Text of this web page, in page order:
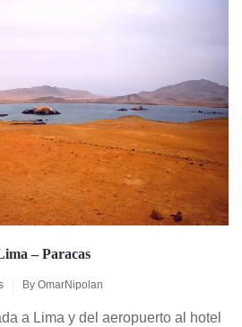
– Paracas
By OmarNipolan
a Lima y del aeropuerto al hotel